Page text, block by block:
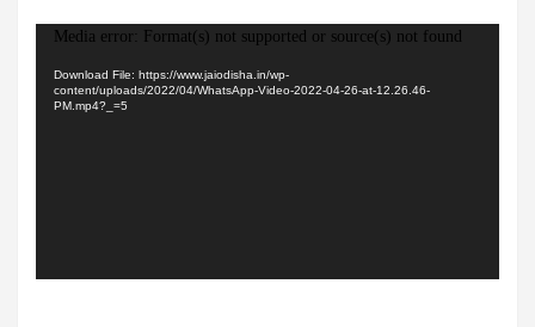
Video
Media error: Format(s) not supported or source(s) not found
Download File: https://www.jaiodisha.in/wp-
content/uploads/2022/04/WhatsApp-Video-2022-04-26-at-12.26.46-
PM.mp4?_=5